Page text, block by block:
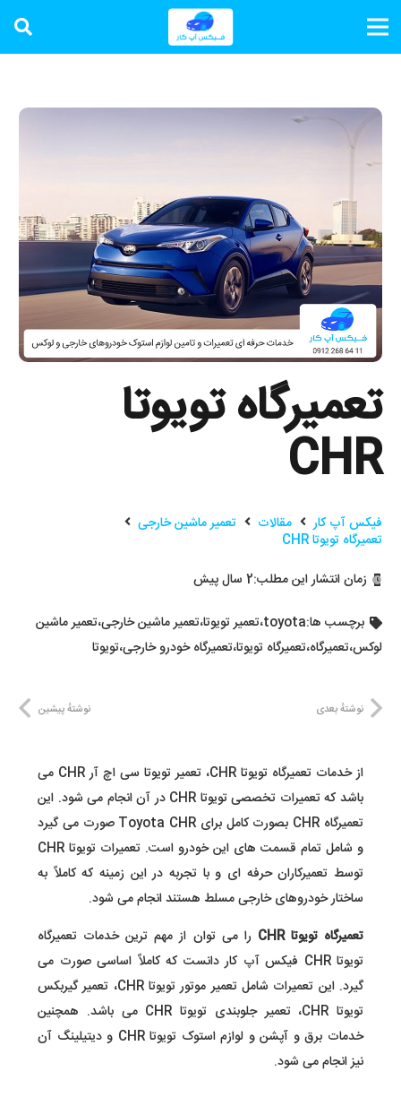
تعمیرگاه تویوتا
CHR
فیکس آپ کار مقالات تعمیر ماشین خارجی
تعمیرگاه تویوتا CHR
زمان انتشار این مطلب:2 سال پیش
برچسب ها:toyota،تعمیر تویوتا،تعمیر ماشین خارجی،تعمیر ماشین
لوکس،تعمیرگاه،تعمیرگاه تویوتا،تعمیرگاه خودرو خارجی،تویوتا
نوشتهٔ پیشین نوشتهٔ بعدی
از خدمات تعمیرگاه تویوتا CHR، تعمیر تویوتا سی اچ آر CHR می
باشد که تعمیرات تخصصی تویوتا CHR در آن انجام می شود. این
تعمیرگاه CHR بصورت کامل برای Toyota CHR صورت می گیرد
و شامل تمام قسمت های این خودرو است. تعمیرات تویوتا CHR
توسط تعمیرکاران حرفه ای و با تجربه در این زمینه که کاملاً به
ساختار خودروهای خارجی مسلط هستند انجام می شود.
تعمیرگاه تویوتا CHR
را می توان از مهم ترین خدمات تعمیرگاه
تویوتا CHR فیکس آپ کار دانست که کاملاً اساسی صورت می
گیرد. این تعمیرات شامل تعمیر موتور تویوتا CHR، تعمیر گیربکس
تویوتا CHR، تعمیر جلوبندی تویوتا CHR می باشد. همچنین
خدمات برق و آپشن و لوازم استوک تویوتا CHR و دیتیلینگ آن
نیز انجام می شود.